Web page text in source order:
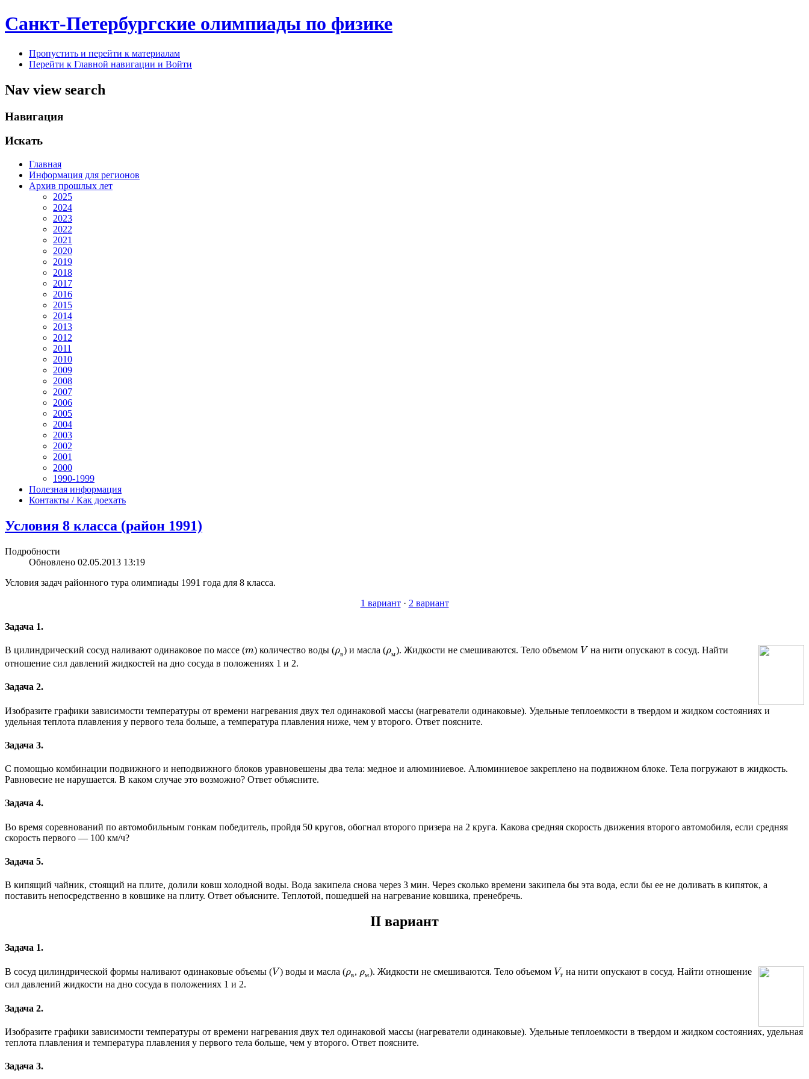
Санкт-Петербургские олимпиады по физике
Пропустить и перейти к материалам
Перейти к Главной навигации и Войти
Nav view search
Навигация
Искать
Главная
Информация для регионов
Архив прошлых лет
2025
2024
2023
2022
2021
2020
2019
2018
2017
2016
2015
2014
2013
2012
2011
2010
2009
2008
2007
2006
2005
2004
2003
2002
2001
2000
1990-1999
Полезная информация
Контакты / Как доехать
Условия 8 класса (район 1991)
Подробности
Обновлено 02.05.2013 13:19
Условия задач районного тура олимпиады 1991 года для 8 класса.
1 вариант· 2 вариант
Задача 1.
В цилиндрический сосуд наливают одинаковое по массе (m) количество воды (ρв) и масла (ρм). Жидкости не смешиваются. Тело объемом V на нити опускают в сосуд. Найти
отношение сил давлений жидкостей на дно сосуда в положениях 1 и 2.
Задача 2.
Изобразите графики зависимости температуры от времени нагревания двух тел одинаковой массы (нагреватели одинаковые). Удельные теплоемкости в твердом и жидком состояниях и
удельная теплота плавления у первого тела больше, а температура плавления ниже, чем у второго. Ответ поясните.
Задача 3.
С помощью комбинации подвижного и неподвижного блоков уравновешены два тела: медное и алюминиевое. Алюминиевое закреплено на подвижном блоке. Тела погружают в жидкость.
Равновесие не нарушается. В каком случае это возможно? Ответ объясните.
Задача 4.
Во время соревнований по автомобильным гонкам победитель, пройдя 50 кругов, обогнал второго призера на 2 круга. Какова средняя скорость движения второго автомобиля, если средняя
скорость первого — 100 км/ч?
Задача 5.
В кипящий чайник, стоящий на плите, долили ковш холодной воды. Вода закипела снова через 3 мин. Через сколько времени закипела бы эта вода, если бы ее не доливать в кипяток, а
поставить непосредственно в ковшике на плиту. Ответ объясните. Теплотой, пошедшей на нагревание ковшика, пренебречь.
II вариант
Задача 1.
В сосуд цилиндрической формы наливают одинаковые объемы (V) воды и масла (ρв, ρм). Жидкости не смешиваются. Тело объемом Vт на нити опускают в сосуд. Найти отношение
сил давлений жидкости на дно сосуда в положениях 1 и 2.
Задача 2.
Изобразите графики зависимости температуры от времени нагревания двух тел одинаковой массы (нагреватели одинаковые). Удельные теплоемкости в твердом и жидком состояниях, удельная
теплота плавления и температура плавления у первого тела больше, чем у второго. Ответ поясните.
Задача 3.